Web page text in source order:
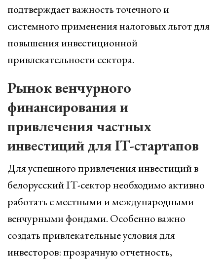
подтверждает важность точечного и
системного применения налоговых льгот для
повышения инвестиционной
привлекательности сектора.
Рынок венчурного
финансирования и
привлечения частных
инвестиций для IT-стартапов
Для успешного привлечения инвестиций в
белорусский IT-сектор необходимо активно
работать с местными и международными
венчурными фондами. Особенно важно
создать привлекательные условия для
инвесторов: прозрачную отчетность,